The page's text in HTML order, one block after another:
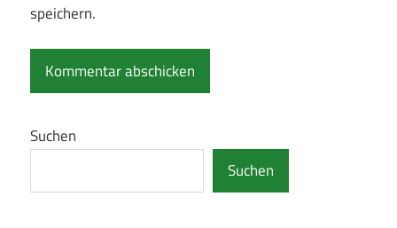
speichern.
Suchen
Suchen